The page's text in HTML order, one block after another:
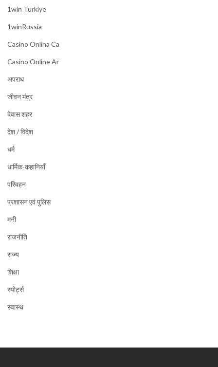
1win Turkiye
1winRussia
Casino Onlina Ca
Casino Online Ar
अपराध
जीवन मंत्र
देवास शहर
देश / विदेश
धर्म
धार्मिक-कहानियाँ
परिवहन
प्रशासन एवं पुलिस
मनी
राजनीति
राज्य
शिक्षा
स्पोर्ट्स
स्वास्थ